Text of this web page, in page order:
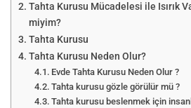
Tahta Kurusu Mücadelesi ile Isırık
miyim?
Tahta Kurusu
Tahta Kurusu Neden Olur?
Evde Tahta Kurusu Neden Olur ?
Tahta kurusu gözle görülür mü ?
Tahta kurusu beslenmek için